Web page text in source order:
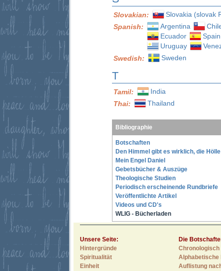
Slovakian:
Slovakia (slovak
Spanish:
Argentina
Ecuador
Spain
Uruguay
Swedish:
Sweden
T
Tamil:
India
Thai:
Thailand
Bibliographie
Botschaften
Den Himmel gibt es wirklich, die
Mein Engel Daniel
Gebetsbücher & Auszüge
Theologische Studien
Periodisch erscheinende Rundbriefe
Veröffentlichte Artikel
Videos und CD's
WLIG - Bücherladen
Unsere Seite:
Hintergründe
Spiritualität
Einheit
Die
Alphabetische
Auflistung